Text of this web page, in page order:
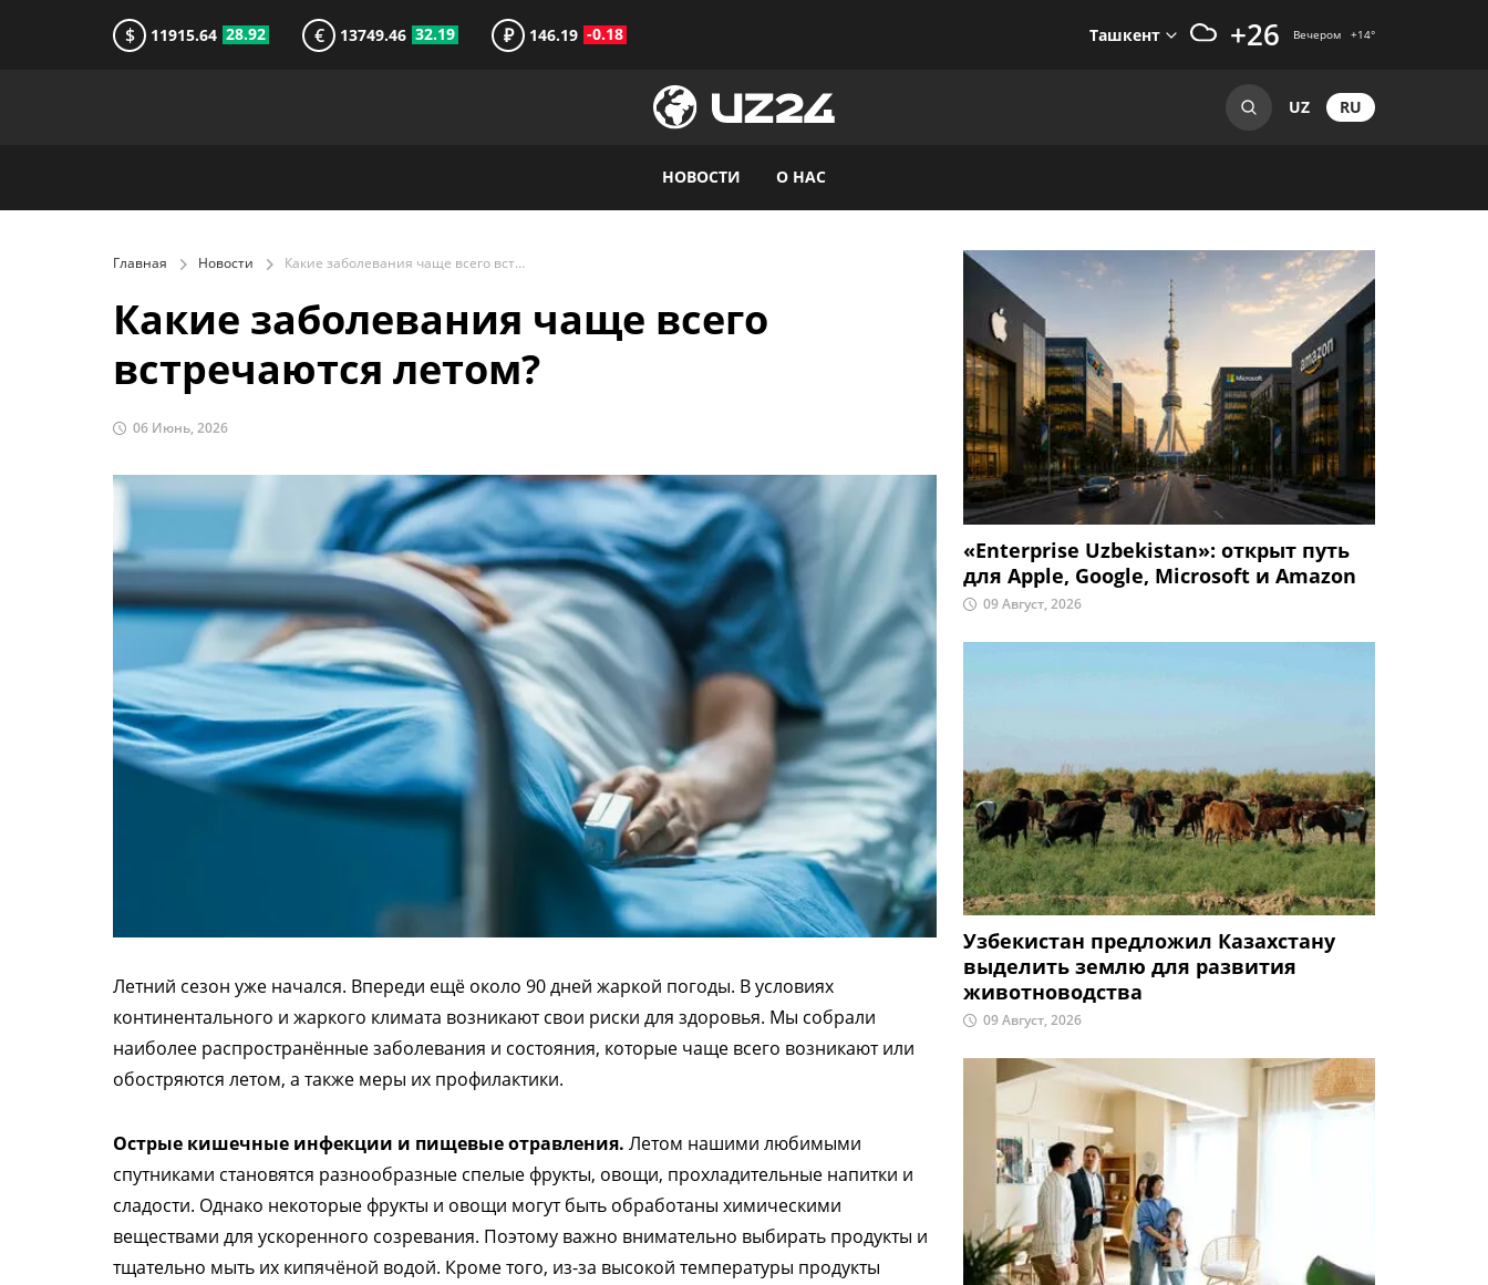
$ 11915.64 28.92 € 13749.46 32.19 ₽ 146.19 -0.18 Ташкент +26 Вечером +14°
UZ RU
НОВОСТИ О НАС
Главная Новости Какие заболевания чаще всего встречаются летом?
Какие заболевания чаще всего
встречаются летом?
06 Июнь, 2026
Летний сезон уже начался. Впереди ещё около 90 дней жаркой погоды. В условиях
континентального и жаркого климата возникают свои риски для здоровья. Мы собрали
наиболее распространённые заболевания и состояния, которые чаще всего возникают или
обостряются летом, а также меры их профилактики.
Острые кишечные инфекции и пищевые отравления. Летом нашими любимыми
спутниками становятся разнообразные спелые фрукты, овощи, прохладительные напитки и
сладости. Однако некоторые фрукты и овощи могут быть обработаны химическими
веществами для ускоренного созревания. Поэтому важно внимательно выбирать продукты и
тщательно мыть их кипячёной водой. Кроме того, из-за высокой температуры продукты
«Enterprise Uzbekistan»: открыт путь
для Apple, Google, Microsoft и Amazon
09 Август, 2026
Узбекистан предложил Казахстану
выделить землю для развития
животноводства
09 Август, 2026